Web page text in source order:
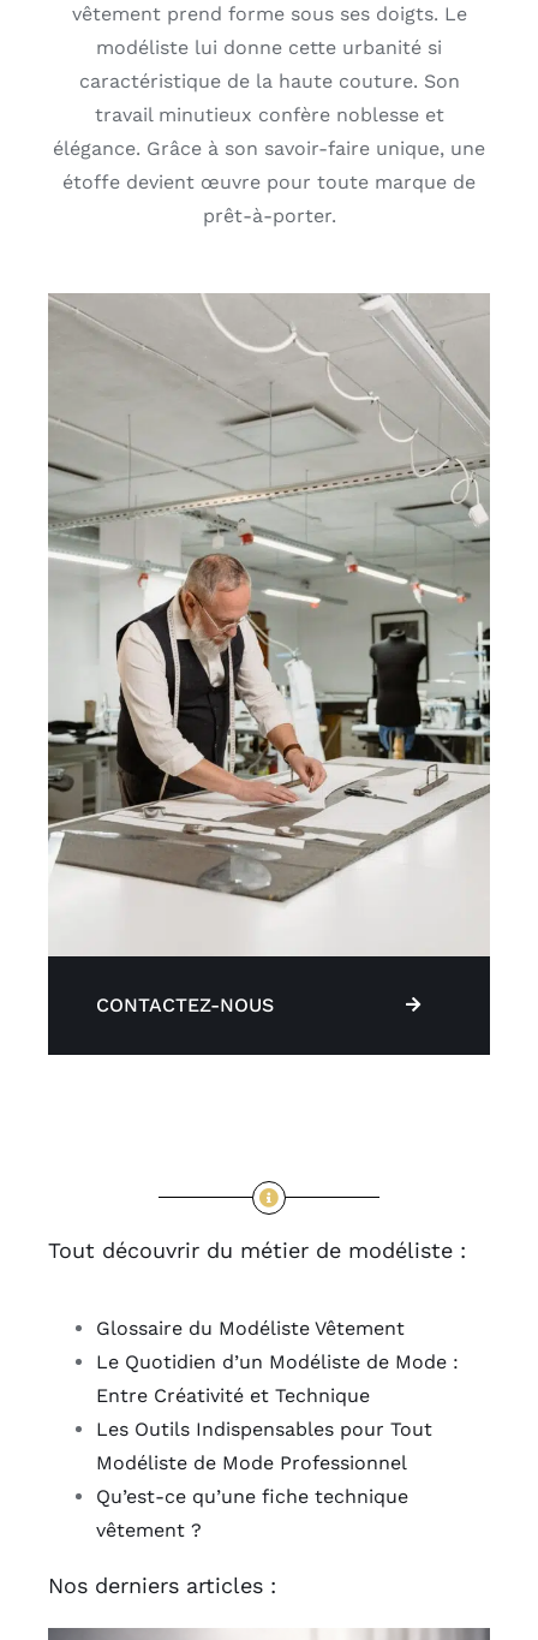
vêtement prend forme sous ses doigts. Le
modéliste lui donne cette urbanité si
caractéristique de la haute couture. Son
travail minutieux confère noblesse et
élégance. Grâce à son savoir-faire unique, une
étoffe devient œuvre pour toute marque de
prêt-à-porter.
CONTACTEZ-NOUS
Tout découvrir du métier de modéliste :
Glossaire du Modéliste Vêtement
Le Quotidien d’un Modéliste de Mode :
Entre Créativité et Technique
Les Outils Indispensables pour Tout
Modéliste de Mode Professionnel
Qu’est-ce qu’une fiche technique
vêtement ?
Nos derniers articles :